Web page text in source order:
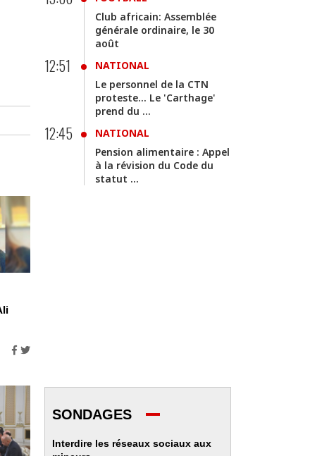
Club africain: Assemblée
générale ordinaire, le 30
août
12:51
NATIONAL
Le personnel de la CTN
proteste... Le 'Carthage'
prend du ...
12:45
NATIONAL
Pension alimentaire : Appel
à la révision du Code du
statut ...
SONDAGES
Interdire les réseaux sociaux aux